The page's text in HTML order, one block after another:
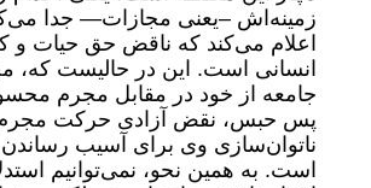
زمینه‌اش –یعنی مجازات— جدا
اعلام می‌کند که ناقض حق حیات و
انسانی است. این در حالیست که،
جامعه از خود در مقابل مجرم
پس حبس، نقض آزادی حرکت مجرم
ناتوان‌سازی وی برای آسیب رساندن
است. به همین نحو، نمی‌توانیم